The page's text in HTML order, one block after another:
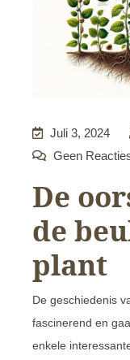
Juli 3, 2024
Geen
De
de
plant
De geschiedenis
fascinerend en
enkele